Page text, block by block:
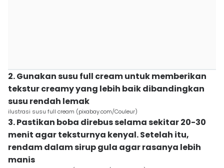
2. Gunakan susu full cream untuk memberikan
tekstur creamy yang lebih baik dibandingkan
susu rendah lemak
ilustrasi susu full cream (pixabay.com/Couleur)
3. Pastikan boba direbus selama sekitar 20-30
menit agar teksturnya kenyal. Setelah itu,
rendam dalam sirup gula agar rasanya lebih
manis